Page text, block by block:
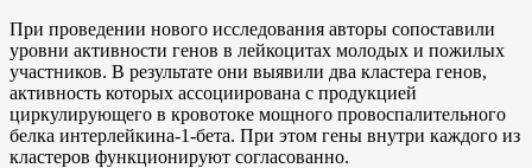
При проведении нового исследования авторы сопоставили
уровни активности генов в лейкоцитах молодых и пожилых
участников. В результате они выявили два кластера генов,
активность которых ассоциирована с продукцией
циркулирующего в кровотоке мощного провоспалительного
белка интерлейкина-1-бета. При этом гены внутри каждого из
кластеров функционируют согласованно.